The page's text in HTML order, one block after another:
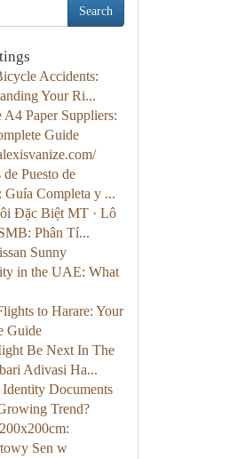
Search
Accidents:
Your Ri...
A4 Paper Suppliers:
Guide
Puesto de
Guía Completa y ...
Đặc Biệt MT · Lô
Phân Tí...
Sunny
in the UAE: What
to Harare: Your
Guide
Be Next In The
Adivasi Ha...
Documents
Trend?
Sen w